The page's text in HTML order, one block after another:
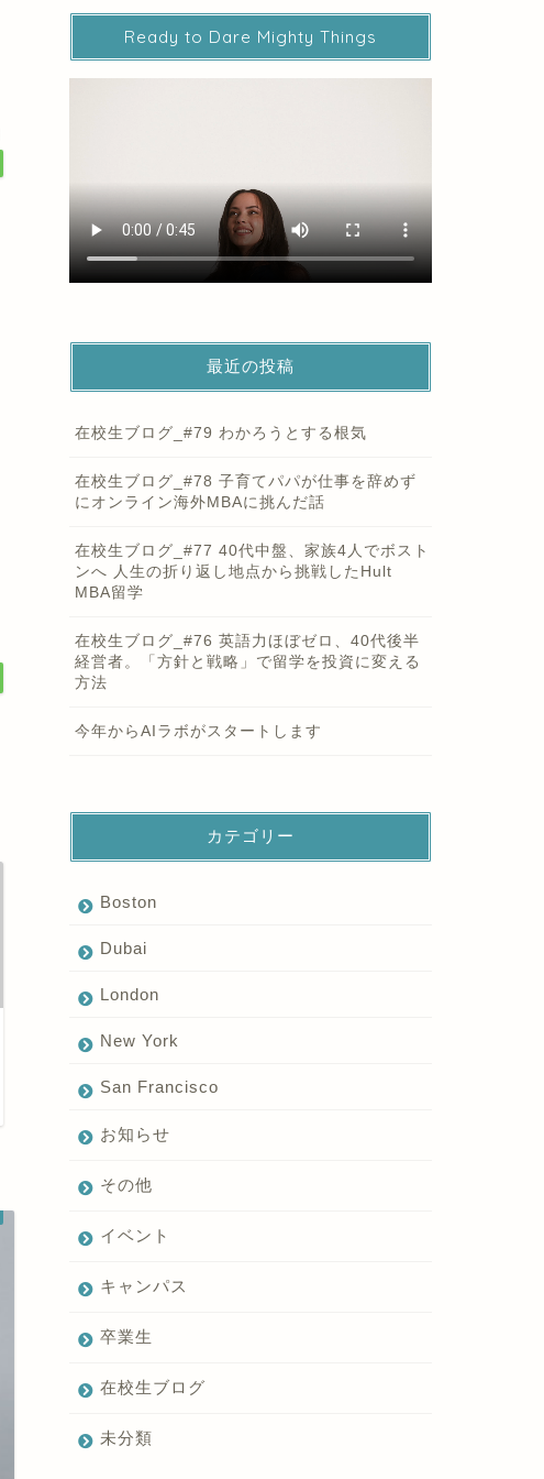
と提携します！！
Ready to Dare Mighty Things
最近の投稿
在校生ブログ_#79 わかろうとする根気
在校生ブログ_#78 子育てパパが仕事を辞めず
にオンライン海外MBAに挑んだ話
在校生ブログ_#77 40代中盤、家族4人でボスト
ンへ 人生の折り返し地点から挑戦したHult
MBA留学
在校生ブログ_#76 英語力ほぼゼロ、40代後半
経営者。「方針と戦略」で留学を投資に変える
方法
今年からAIラボがスタートします
カテゴリー
Boston
Dubai
London
New York
San Francisco
お知らせ
その他
イベント
キャンパス
卒業生
在校生ブログ
未分類